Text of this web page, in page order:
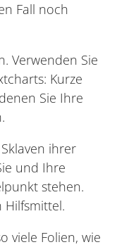
Fall noch
Verwenden Sie
Kurze
Sie Ihre
ihrer
und Ihre
stehen.
Hilfsmittel.
viele Folien, wie